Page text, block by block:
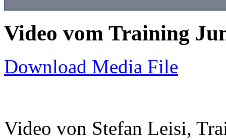
Video vom Training
Download Media File
Video von Stefan Leisi,